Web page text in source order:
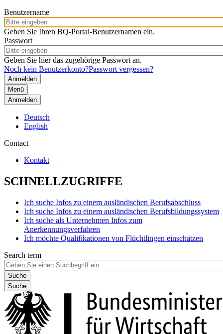
Benutzername
Geben Sie Ihren BQ-Portal-Benutzernamen ein.
Passwort
Geben Sie hier das zugehörige Passwort an.
Noch kein Benutzerkonto?Passwort vergessen?
Menü
Anmelden
Deutsch
English
Contact
Kontakt
SCHNELLZUGRIFFE
Ich suche Infos zu einem ausländischen Berufsabschluss
Ich suche Infos zu einem ausländischen Berufsbildungssystem
Ich suche als Unternehmen Infos zum
Anerkennungsverfahren
Ich möchte Qualifikationen von Flüchtlingen einschätzen
Search term
Suche